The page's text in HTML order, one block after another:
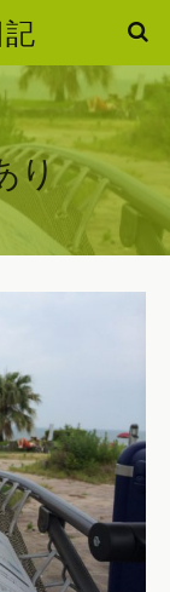
り